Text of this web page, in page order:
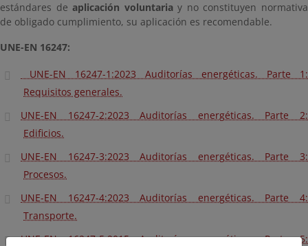
estándares deaplicación voluntariay no constituyen normativa
de obligado cumplimiento, su aplicación es recomendable.
UNE-EN 16247:
UNE-EN 16247-1:2023 Auditorías energéticas. Parte 1:
Requisitos generales.
UNE-EN 16247-2:2023 Auditorías energéticas. Parte 2:
Edificios.
UNE-EN 16247-3:2023 Auditorías energéticas. Parte 3:
Procesos.
UNE-EN 16247-4:2023 Auditorías energéticas. Parte 4:
Transporte.
UNE-EN 16247-5:2015 Auditorías energéticas. Parte 5: